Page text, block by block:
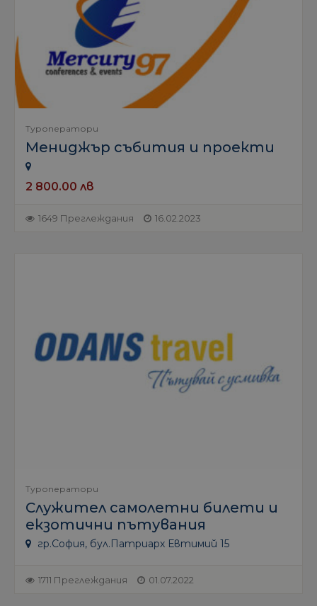
Туроператори
Мениджър събития и проекти
2 800.00 лв
1649 Преглеждания 16.02.2023
Туроператори
Служител самолетни билети и
екзотични пътувания
гр.София, бул.Патриарх Евтимий 15
1711 Преглеждания 01.07.2022